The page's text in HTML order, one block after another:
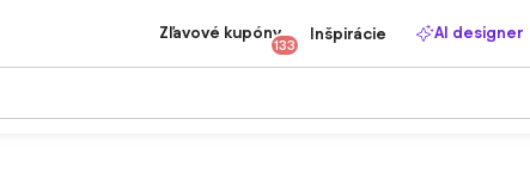
Zľavové kupóny
133
Inšpirácie AI designer